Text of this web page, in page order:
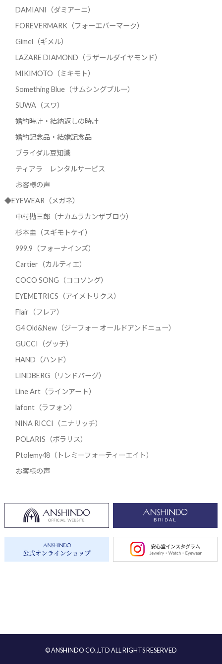
DAMIANI（ダミアーニ）
FOREVERMARK（フォーエバーマーク）
Gimel（ギメル）
LAZARE DIAMOND（ラザールダイヤモンド）
MIKIMOTO（ミキモト）
Something Blue（サムシングブルー）
SUWA（スワ）
婚約時計・結納返しの時計
婚約記念品・結婚記念品
ブライダル豆知識
ティアラ レンタルサービス
お客様の声
◆EYEWEAR（メガネ）
中村勘三郎（ナカムラカンザブロウ）
杉本圭（スギモトケイ）
999.9（フォーナインズ）
Cartier（カルティエ）
COCO SONG（ココソング）
EYEMETRICS（アイメトリクス）
Flair（フレア）
G4 Old&New（ジーフォー オールドアンドニュー）
GUCCI（グッチ）
HAND（ハンド）
LINDBERG（リンドバーグ）
Line Art（ラインアート）
lafont（ラフォン）
NINA RICCI（ニナリッチ）
POLARIS（ポラリス）
Ptolemy48（トレミーフォーティーエイト）
お客様の声
© ANSHINDO CO.,LTD ALL RIGHTS RESERVED